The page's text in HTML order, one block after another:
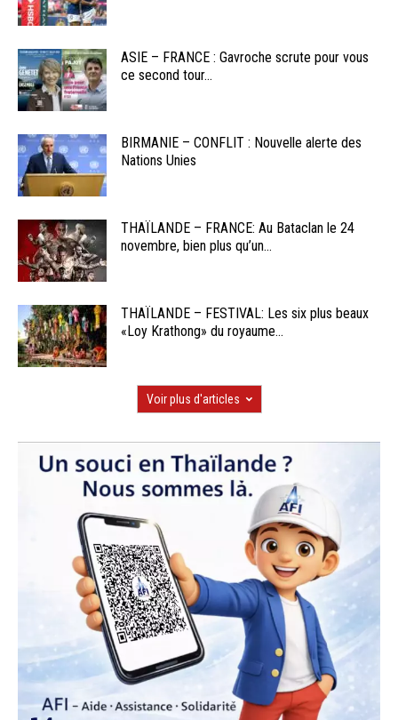
ASIE – FRANCE : Gavroche scrute pour vous
ce second tour...
BIRMANIE – CONFLIT : Nouvelle alerte des
Nations Unies
THAÏLANDE – FRANCE: Au Bataclan le 24
novembre, bien plus qu’un...
THAÏLANDE – FESTIVAL: Les six plus beaux
«Loy Krathong» du royaume...
Voir plus d'articles